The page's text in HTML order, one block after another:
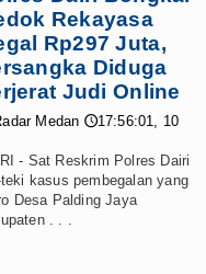
Jaya Labuhanbatu
Nasution Minta
: Kemerdekaan
Monaco Laga
City vs Atletico
Rekayasa
Rp297 Juta,
Diduga
Judi Online
Medan 🕔17:56:01, 10
- Sat Reskrim Polres Dairi
kasus pembegalan yang
Desa Palding Jaya
. . .